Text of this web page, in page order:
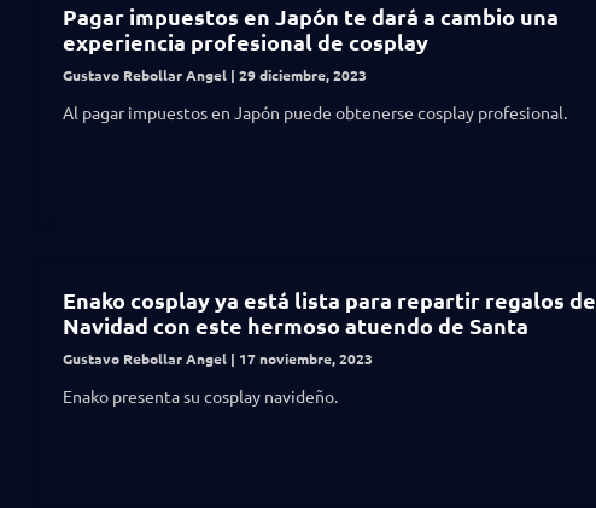
Pagar impuestos en Japón te dará a cambio una
experiencia profesional de cosplay
Gustavo Rebollar Angel 29 diciembre, 2023
Al pagar impuestos en Japón puede obtenerse cosplay profesional.
Enako cosplay ya está lista para repartir regalos de
Navidad con este hermoso atuendo de Santa
Gustavo Rebollar Angel 17 noviembre, 2023
Enako presenta su cosplay navideño.